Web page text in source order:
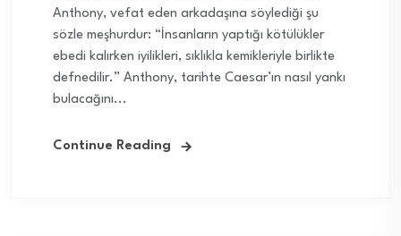
Anthony, vefat eden arkadaşına söylediği şu
sözle meşhurdur: “İnsanların yaptığı kötülükler
ebedi kalırken iyilikleri, sıklıkla kemikleriyle birlikte
defnedilir.” Anthony, tarihte Caesar’ın nasıl yankı
bulacağını...
Continue Reading